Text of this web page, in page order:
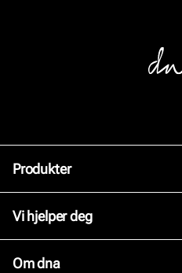
Produkter
Tilbehør
Vi hjelper deg
Om dna